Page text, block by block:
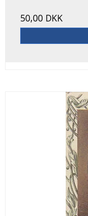
50,00 DKK